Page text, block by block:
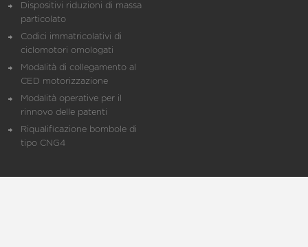
Dispositivi riduzioni di massa
particolato
Codici immatricolativi di
ciclomotori omologati
Modalità di collegamento al
CED motorizzazione
Modalità operative per il
rinnovo delle patenti
Riqualificazione bombole di
tipo CNG4